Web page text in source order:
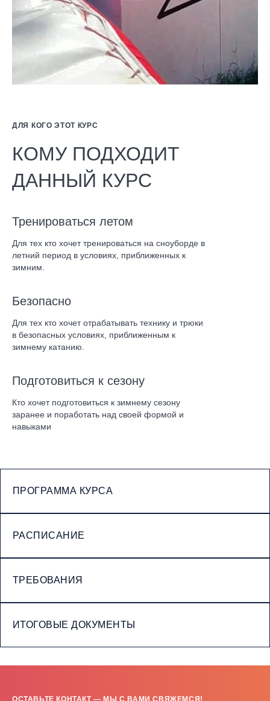
ДЛЯ КОГО ЭТОТ КУРС
КОМУ ПОДХОДИТ
ДАННЫЙ КУРС
Тренироваться летом
Для тех кто хочет тренироваться на сноуборде в
летний период в условиях, приближенных к
зимним.
Безопасно
Для тех кто хочет отрабатывать технику и трюки
в безопасных условиях, приближенным к
зимнему катанию.
Подготовиться к сезону
Кто хочет подготовиться к зимнему сезону
заранее и поработать над своей формой и
навыками
ПРОГРАММА КУРСА
РАСПИСАНИЕ
ТРЕБОВАНИЯ
ИТОГОВЫЕ ДОКУМЕНТЫ
ОСТАВЬТЕ КОНТАКТ — МЫ С ВАМИ СВЯЖЕМСЯ!